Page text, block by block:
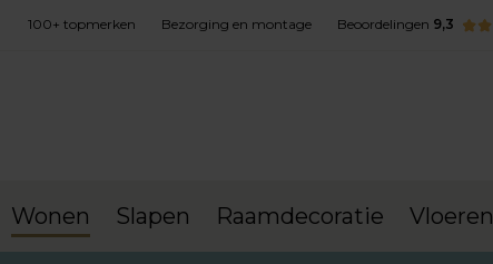
100+ topmerken Bezorging en montage Beoordelingen 9,3
Wonen Slapen Raamdecoratie Vloeren
terug naar Wonen